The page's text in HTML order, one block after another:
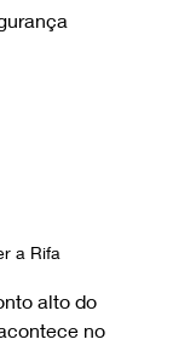
a Rifa
alto do
no